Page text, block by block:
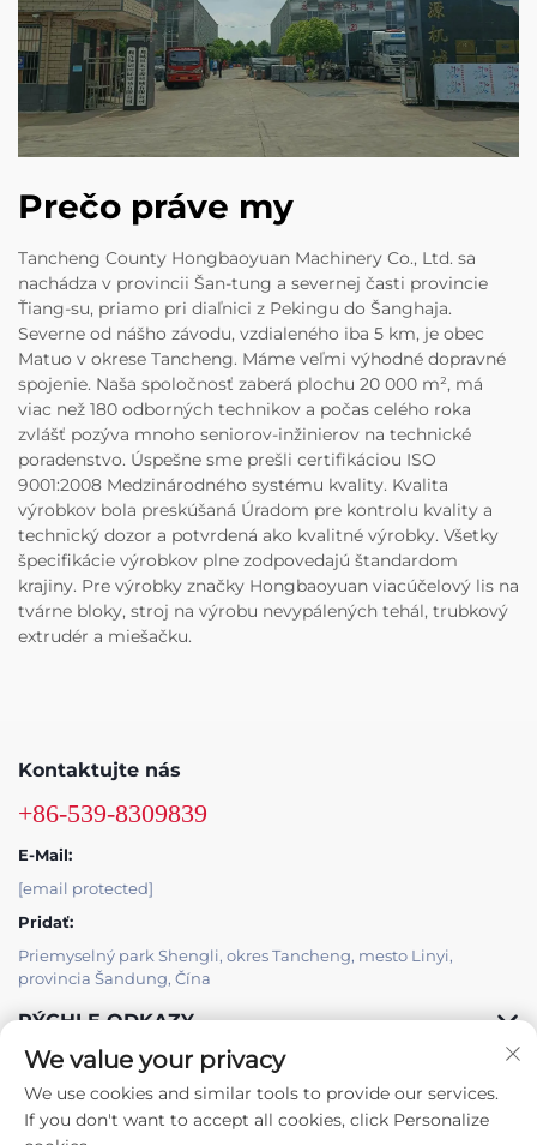
Prečo práve my
Tancheng County Hongbaoyuan Machinery Co., Ltd. sa
nachádza v provincii Šan-tung a severnej časti provincie
Ťiang-su, priamo pri diaľnici z Pekingu do Šanghaja.
Severne od nášho závodu, vzdialeného iba 5 km, je obec
Matuo v okrese Tancheng. Máme veľmi výhodné dopravné
spojenie. Naša spoločnosť zaberá plochu 20 000 m², má
viac než 180 odborných technikov a počas celého roka
zvlášť pozýva mnoho seniorov-inžinierov na technické
poradenstvo. Úspešne sme prešli certifikáciou ISO
9001:2008 Medzinárodného systému kvality. Kvalita
výrobkov bola preskúšaná Úradom pre kontrolu kvality a
technický dozor a potvrdená ako kvalitné výrobky. Všetky
špecifikácie výrobkov plne zodpovedajú štandardom
krajiny. Pre výrobky značky Hongbaoyuan viacúčelový lis na
tvárne bloky, stroj na výrobu nevypálených tehál, trubkový
extrudér a miešačku.
Kontaktujte nás
+86-539-8309839
E-Mail:
[email protected]
Pridať:
Priemyselný park Shengli, okres Tancheng, mesto Linyi,
provincia Šandung, Čína
RÝCHLE ODKAZY
PRODUKTY
We value your privacy
We use cookies and similar tools to provide our services.
If you don't want to accept all cookies, click Personalize